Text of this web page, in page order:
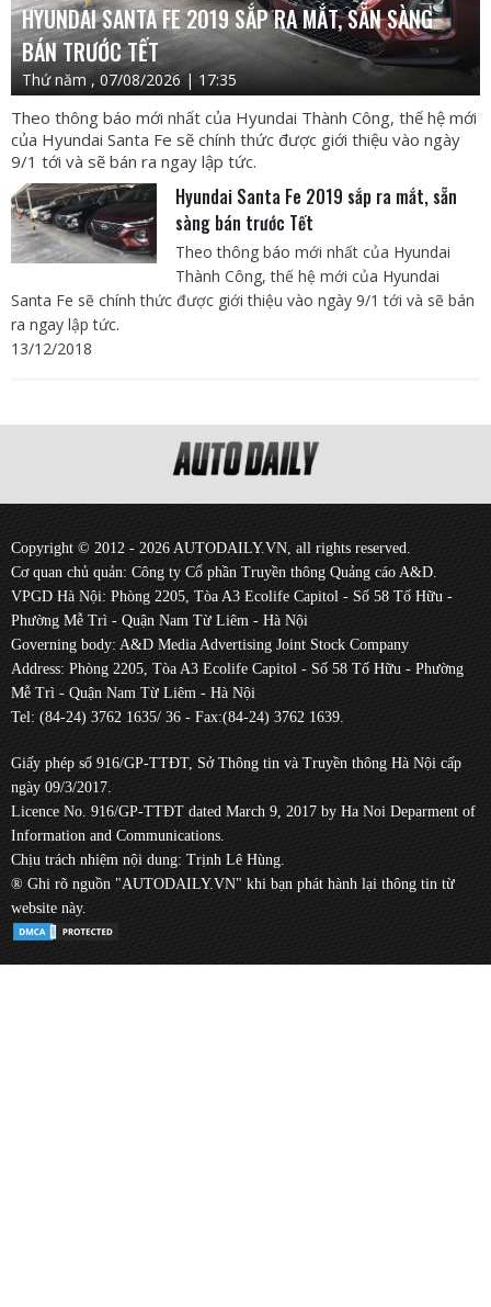
HYUNDAI SANTA FE 2019 SẮP RA MẮT, SẴN SÀNG
BÁN TRƯỚC TẾT
Thứ năm , 07/08/2026 | 17:35
Theo thông báo mới nhất của Hyundai Thành Công, thế hệ mới
của Hyundai Santa Fe sẽ chính thức được giới thiệu vào ngày
9/1 tới và sẽ bán ra ngay lập tức.
Hyundai Santa Fe 2019 sắp ra mắt, sẵn
sàng bán trước Tết
Theo thông báo mới nhất của Hyundai
Thành Công, thế hệ mới của Hyundai
Santa Fe sẽ chính thức được giới thiệu vào ngày 9/1 tới và sẽ bán
ra ngay lập tức.
13/12/2018
Copyright © 2012 - 2026 AUTODAILY.VN, all rights reserved.
Cơ quan chủ quản: Công ty Cổ phần Truyền thông Quảng cáo A&D.
VPGD Hà Nội: Phòng 2205, Tòa A3 Ecolife Capitol - Số 58 Tố Hữu -
Phường Mễ Trì - Quận Nam Từ Liêm - Hà Nội
Governing body: A&D Media Advertising Joint Stock Company
Address: Phòng 2205, Tòa A3 Ecolife Capitol - Số 58 Tố Hữu - Phường
Mễ Trì - Quận Nam Từ Liêm - Hà Nội
Tel: (84-24) 3762 1635/ 36 - Fax:(84-24) 3762 1639.
Giấy phép số 916/GP-TTĐT, Sở Thông tin và Truyền thông Hà Nội cấp
ngày 09/3/2017.
Licence No. 916/GP-TTĐT dated March 9, 2017 by Ha Noi Deparment of
Information and Communications.
Chịu trách nhiệm nội dung: Trịnh Lê Hùng.
® Ghi rõ nguồn "AUTODAILY.VN" khi bạn phát hành lại thông tin từ
website này.